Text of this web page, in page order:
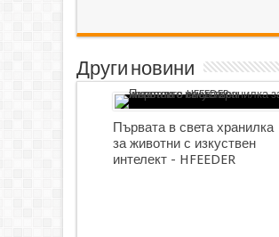
Други новини
Първата в света хранилка
за животни с изкуствен
интелект - HFEEDER